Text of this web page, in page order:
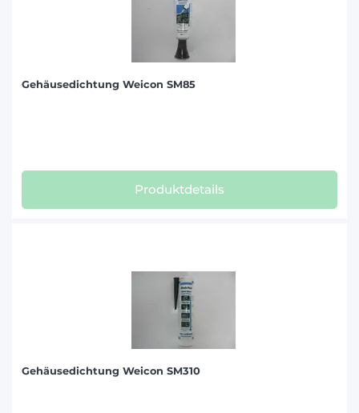
Gehäusedichtung Weicon SM85
Produktdetails
Gehäusedichtung Weicon SM310